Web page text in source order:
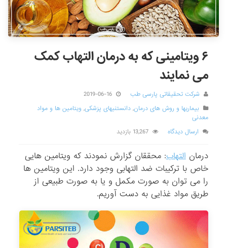
۶ ویتامینی که به درمان التهاب کمک
می نمایند
شرکت تحقیقاتی پارسی طب
2019-06-16
بیماریها و روش های درمان,دانستنیهای پزشکی, ویتامین ها و مواد
معدنی
ارسال دیدگاه
13,267 بازدید
درمانالتهاب: محققان گزارش نمودند که ویتامین هایی
خاص با ترکیبات ضد التهابی وجود دارد. این ویتامین ها
را می توان به صورت مکمل و یا به صورت طبیعی از
طریق مواد غذایی به دست آوریم.